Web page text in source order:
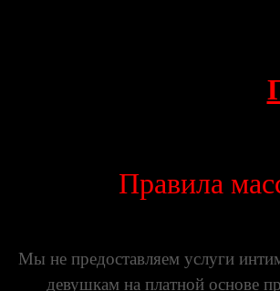
Правила
Мы не предоставляем услуги
девушкам на платной основе